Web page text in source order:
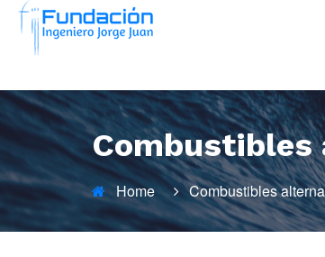
Combustibles
Home Combustibles